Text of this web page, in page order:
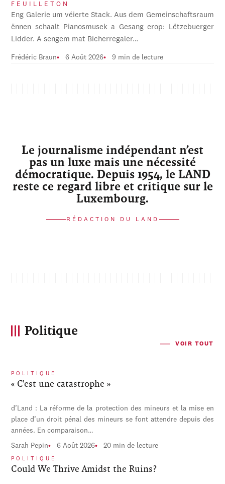
FEUILLETON
Eng Galerie um véierte Stack. Aus dem Gemeinschaftsraum
ënnen schaalt Pianosmusek a Gesang erop: Lëtzebuerger
Lidder. A sengem mat Bicherregaler…
Frédéric Braun 6 Août 2026 9 min de lecture
Le journalisme indépendant n’est
pas un luxe mais une nécessité
démocratique. Depuis 1954, le LAND
reste ce regard libre et critique sur le
Luxembourg.
RÉDACTION DU LAND
Politique
VOIR TOUT
POLITIQUE
« C'est une catastrophe »
d’Land : La réforme de la protection des mineurs et la mise en
place d’un droit pénal des mineurs se font attendre depuis des
années. En comparaison…
Sarah Pepin 6 Août 2026 20 min de lecture
POLITIQUE
Could We Thrive Amidst the Ruins?